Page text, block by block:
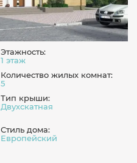
Этажность:
1 этаж
Количество жилых комнат:
5
Тип крыши:
Двухскатная
Стиль дома:
Европейский